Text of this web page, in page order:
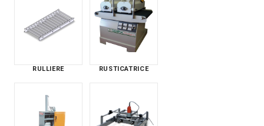
RULLIERE RUSTICATRICE